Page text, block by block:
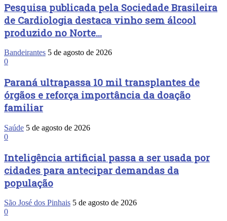
Pesquisa publicada pela Sociedade Brasileira
de Cardiologia destaca vinho sem álcool
produzido no Norte...
Bandeirantes 5 de agosto de 2026
0
Paraná ultrapassa 10 mil transplantes de
órgãos e reforça importância da doação
familiar
Saúde 5 de agosto de 2026
0
Inteligência artificial passa a ser usada por
cidades para antecipar demandas da
população
São José dos Pinhais 5 de agosto de 2026
0